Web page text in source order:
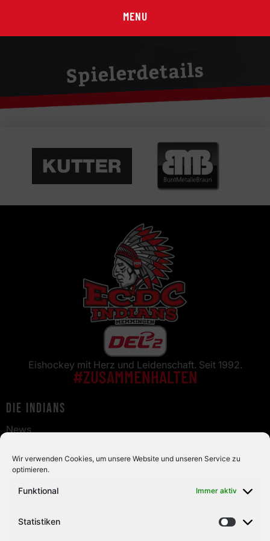
Wir verwenden Cookies, um unsere Website und unseren Service zu
optimieren.
Funktional Immer aktiv
Statistiken
MENU
Spielerdetails
Eishockey mit Herz und Leidenschaft. Seit 1992.
#ZUSAMMENHALTEN
Die Indians
News
Fans